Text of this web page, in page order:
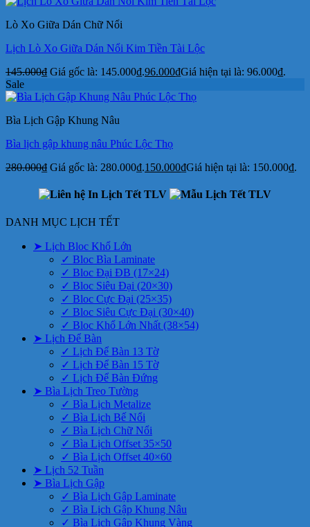
Lò Xo Giữa Dán Chữ Nổi
Lịch Lò Xo Giữa Dán Nổi Kim Tiền Tài Lộc
145.000₫ Giá gốc là: 145.000₫.96.000₫Giá hiện tại là: 96.000₫.
Sale
Bìa Lịch Gập Khung Nâu
Bìa lịch gập khung nâu Phúc Lộc Thọ
280.000₫ Giá gốc là: 280.000₫.150.000₫Giá hiện tại là: 150.000₫.
DANH MỤC LỊCH TẾT
➤ Lịch Bloc Khổ Lớn
✓ Bloc Bìa Laminate
✓ Bloc Đại ĐB (17×24)
✓ Bloc Siêu Đại (20×30)
✓ Bloc Cực Đại (25×35)
✓ Bloc Siêu Cực Đại (30×40)
✓ Bloc Khổ Lớn Nhất (38×54)
➤ Lịch Để Bàn
✓ Lịch Để Bàn 13 Tờ
✓ Lịch Để Bàn 15 Tờ
✓ Lịch Để Bàn Đứng
➤ Bìa Lịch Treo Tường
✓ Bìa Lịch Metalize
✓ Bìa Lịch Bế Nổi
✓ Bìa Lịch Chữ Nổi
✓ Bìa Lịch Offset 35×50
✓ Bìa Lịch Offset 40×60
➤ Lịch 52 Tuần
➤ Bìa Lịch Gập
✓ Bìa Lịch Gập Laminate
✓ Bìa Lịch Gập Khung Nâu
✓ Bìa Lịch Gập Khung Vàng